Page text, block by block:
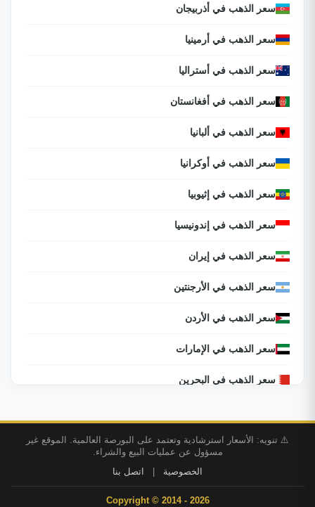
سعر الذهب في أذربيجان
سعر الذهب في أرمينيا
سعر الذهب في أستراليا
سعر الذهب في أفغانستان
سعر الذهب في ألبانيا
سعر الذهب في أوكرانيا
سعر الذهب في إثيوبيا
سعر الذهب في إندونيسيا
سعر الذهب في إيران
سعر الذهب في الأرجنتين
سعر الذهب في الأردن
سعر الذهب في الإمارات
سعر الذهب في البحرين
سعر الذهب في البوسنة والهرسك
سعر الذهب في التشيك
سعر الذهب في الجزائر
⚠️ تنويه: الأسعار استرشادية وتعتمد على البورصة العالمية. الموقع غير
مسؤول عن عمليات البيع والشراء.
الخصوصية
اتصل بنا
Copyright © 2014 - 2026